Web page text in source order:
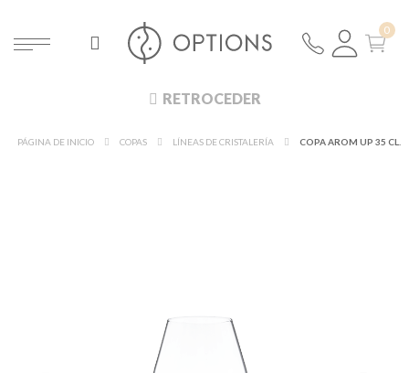
RETROCEDER
PÁGINA DE INICIO COPAS LÍNEAS DE CRISTALERÍA COPA AROM UP 35 CL.